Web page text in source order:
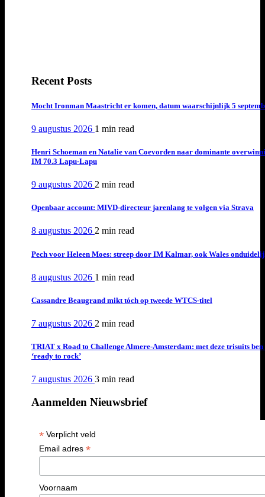
Recent Posts
Mocht Ironman Maastricht er komen, datum waarschijnlijk 5
9 augustus 2026 1 min read
Henri Schoeman en Natalie van Coevorden naar dominante
IM 70.3 Lapu-Lapu
9 augustus 2026 2 min read
Openbaar account: MIVD-directeur jarenlang te volgen via Strava
8 augustus 2026 2 min read
Pech voor Heleen Moes: streep door IM Kalmar, ook Wales
8 augustus 2026 1 min read
Cassandre Beaugrand mikt tóch op tweede WTCS-titel
7 augustus 2026 2 min read
TRIAT x Road to Challenge Almere-Amsterdam: met deze trisuits ben
‘ready to rock’
7 augustus 2026 3 min read
Aanmelden Nieuwsbrief
*Verplicht veld
Email adres *
Voornaam